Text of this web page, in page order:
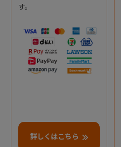
す。
詳しくはこちら